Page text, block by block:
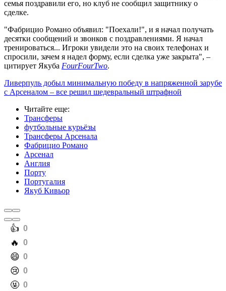
семья поздравили его, но клуб не сообщил защитнику о
сделке.
"Фабрицио Романо объявил: "Поехали!", и я начал получать
десятки сообщений и звонков с поздравлениями. Я начал
тренироваться... Игроки увидели это на своих телефонах и
спросили, зачем я надел форму, если сделка уже закрыта", –
цитирует Якуба FourFourTwo.
Ливерпуль добыл минимальную победу в напряженной зарубе
с Арсеналом – все решил шедевральный штрафной
Читайте еще:
Трансферы
футбольные курьёзы
Трансферы Арсенала
Фабрицио Романо
Арсенал
Англия
Порту
Португалия
Якуб Кивьор
️👍 0
️🔥 0
️😄 0
️😢 0
️🤬 0